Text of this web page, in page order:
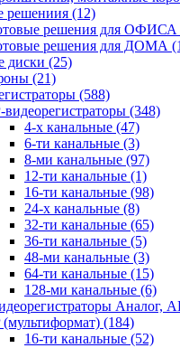
решениия (12)
решения для ОФИСА
решения для ДОМА
диски (25)
(21)
(588)
видеорегистраторы (348)
4-х канальные (47)
6-ти канальные (3)
8-ми канальные (97)
12-ти канальные (1)
16-ти канальные (98)
24-х канальные (8)
32-ти канальные (65)
36-ти канальные (5)
48-ми канальные (3)
64-ти канальные (15)
128-ми канальные (6)
Аналог,
(мультиформат) (184)
16-ти канальные (52)